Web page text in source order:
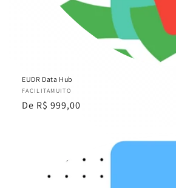
EUDR Data Hub
Fornecedor:
FACILITAMUITO
Preço
De R$ 999,00